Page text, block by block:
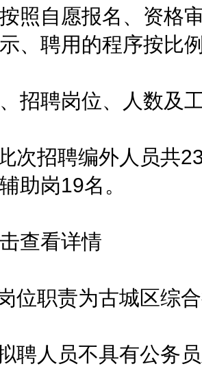
照自愿报名、资格
、聘用的程序按比
聘岗位、人数及
招聘编外人员共23
助岗19名。
看详情
职责为古城区综合
人员不具有公务员